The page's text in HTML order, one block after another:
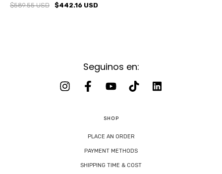
$589.55 USD $442.16 USD
Seguinos en:
SHOP
PLACE AN ORDER
PAYMENT METHODS
SHIPPING TIME & COST